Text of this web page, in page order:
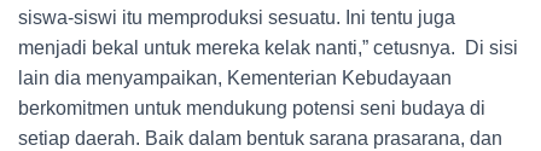
siswa-siswi itu memproduksi sesuatu. Ini tentu juga
menjadi bekal untuk mereka kelak nanti,” cetusnya. Di sisi
lain dia menyampaikan, Kementerian Kebudayaan
berkomitmen untuk mendukung potensi seni budaya di
setiap daerah. Baik dalam bentuk sarana prasarana, dan